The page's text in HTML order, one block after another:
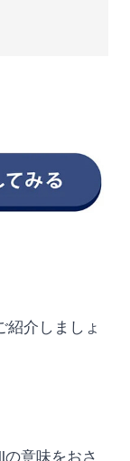
紹介しましょ
の意味をおさ